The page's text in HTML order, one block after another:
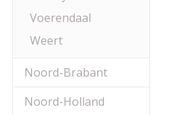
Voerendaal
Weert
Noord-Brabant
Noord-Holland